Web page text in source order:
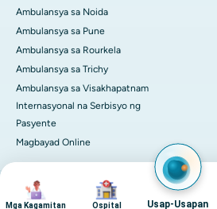
Ambulansya sa Noida
Ambulansya sa Pune
Ambulansya sa Rourkela
Ambulansya sa Trichy
Ambulansya sa Visakhapatnam
Internasyonal na Serbisyo ng
Pasyente
Magbayad Online
© 2026 Apollo Hospitals. Lahat ng
Pribadong PatakaranMga
Imahen
Mga Kagamitan
Imahen
Ospital Usap-Usapan